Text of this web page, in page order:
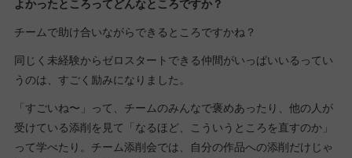
よかったところってどんなところですか？
チームで助け合いながらできるところですかね？
同じく未経験からゼロスタートできる仲間がいっぱいいるってい
うのは、すごく励みになりました。
「すごいね〜」って、チームのみんなで褒めあったり、他の人が
受けている添削を見て「なるほど、こういうところを直すのか」
って学べたり。チーム添削会では、自分の作品への添削だけじゃ